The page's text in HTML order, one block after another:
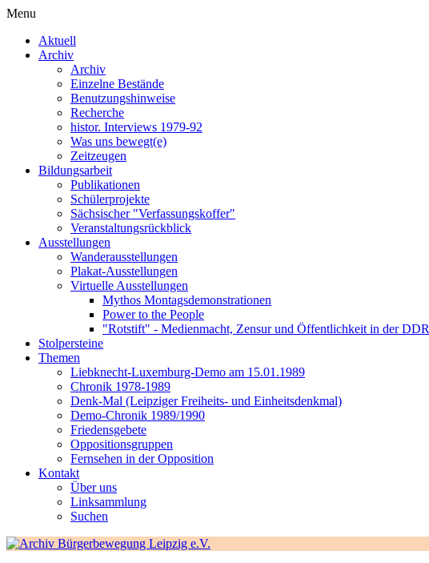
Menu
Aktuell
Archiv
Archiv
Einzelne Bestände
Benutzungshinweise
Recherche
histor. Interviews 1979-92
Was uns bewegt(e)
Zeitzeugen
Bildungsarbeit
Publikationen
Schülerprojekte
Sächsischer "Verfassungskoffer"
Veranstaltungsrückblick
Ausstellungen
Wanderausstellungen
Plakat-Ausstellungen
Virtuelle Ausstellungen
Mythos Montagsdemonstrationen
Power to the People
"Rotstift" - Medienmacht, Zensur und Öffentlichkeit in der DDR
Stolpersteine
Themen
Liebknecht-Luxemburg-Demo am 15.01.1989
Chronik 1978-1989
Denk-Mal (Leipziger Freiheits- und Einheitsdenkmal)
Demo-Chronik 1989/1990
Friedensgebete
Oppositionsgruppen
Fernsehen in der Opposition
Kontakt
Über uns
Linksammlung
Suchen